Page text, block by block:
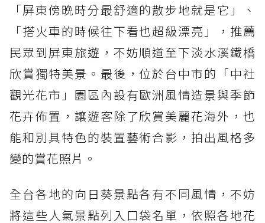
「屏東傍晚時分最舒適的散步地就是它」、
「搭火車的時候往下看也超級漂亮」，推薦
民眾到屏東旅遊，不妨順道至下淡水溪鐵橋
欣賞獨特美景。最後，位於台中市的「中社
觀光花市」園區內設有歐洲風情造景與季節
花卉佈置，讓遊客除了欣賞美麗花海外，也
能和別具特色的裝置藝術合影，拍出風格多
變的賞花照片。
全台各地的向日葵景點各有不同風情，不妨
將這些人氣景點列入口袋名單，依照各地花